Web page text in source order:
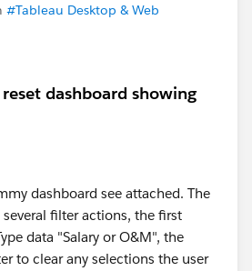
#Tableau Desktop & Web
dashboard showing
dashboard see attached. The
filter actions, the first
data "Salary or O&M", the
to clear any selections the user